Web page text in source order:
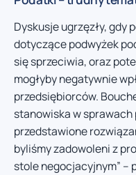
Dyskusje ugrzęzły, gdy
dotyczące podwyżek
się sprzeciwia, oraz
mogłyby negatywnie
przedsiębiorców.
stanowiska w
przedstawione
byliśmy zadowoleni z
stole negocjacyjnym” –